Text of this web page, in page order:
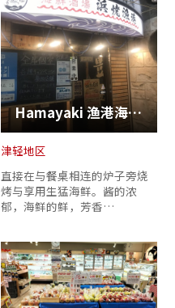
Hamayaki 渔港海鲜吧 (Seafood Bar Hamayaki Fishing Port)
津轻地区
直接在与餐桌相连的炉子旁烧
烤与享用生猛海鲜。酱的浓
郁，海鲜的鲜，芳香…